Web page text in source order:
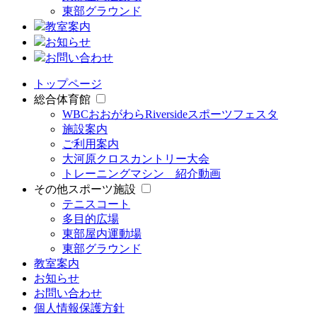
東部グラウンド
教室案内
お知らせ
お問い合わせ
トップページ
総合体育館
WBCおおがわらRiversideスポーツフェスタ
施設案内
ご利用案内
大河原クロスカントリー大会
トレーニングマシン 紹介動画
その他スポーツ施設
テニスコート
多目的広場
東部屋内運動場
東部グラウンド
教室案内
お知らせ
お問い合わせ
個人情報保護方針